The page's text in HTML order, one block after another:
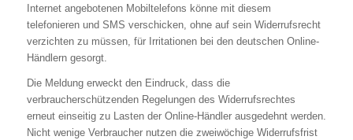
Internet angebotenen Mobiltelefons könne mit diesem
telefonieren und SMS verschicken, ohne auf sein Widerrufsrecht
verzichten zu müssen, für Irritationen bei den deutschen Online-
Händlern gesorgt.
Die Meldung erweckt den Eindruck, dass die
verbraucherschützenden Regelungen des Widerrufsrechtes
erneut einseitig zu Lasten der Online-Händler ausgedehnt werden.
Nicht wenige Verbraucher nutzen die zweiwöchige Widerrufsfrist